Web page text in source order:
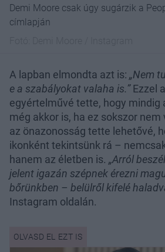
Demi Moore csak úgy sugárzik a
címlapján
A lapban elmondta azt is: „Nem
e a szabályokat valaha is.”Ezzel
egyértelművé tette, hogy mindig
még akkor is, ha ez sokszor nem
az önazonosság tette lehetővé,
ikonként tekintsünk rá –
hanem az életben is. „Arról
jelent igazán szépnek érezni
bőrünkben – belülről kifelé
Instagram oldalán.